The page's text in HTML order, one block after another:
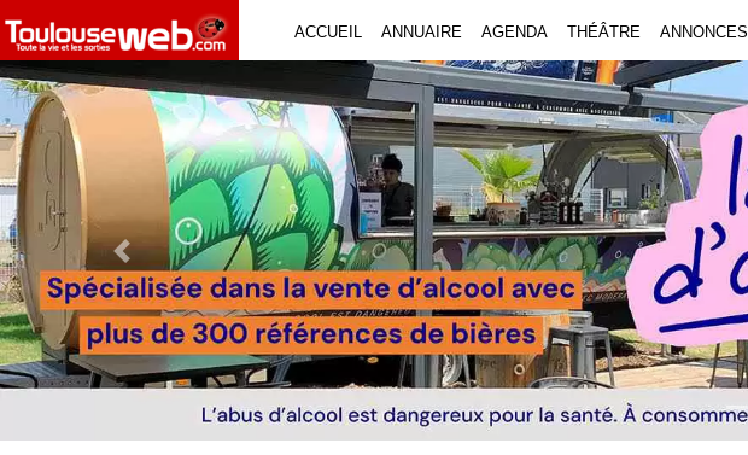
ACCUEIL ANNUAIRE AGENDA THÉÂTRE ANNONCES
Previous Slide